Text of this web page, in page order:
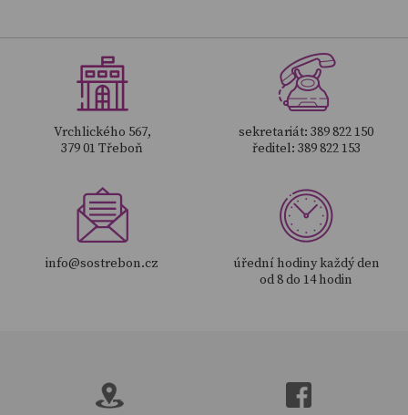
Vrchlického 567,
379 01 Třeboň
sekretariát: 389 822 150
ředitel: 389 822 153
info@sostrebon.cz
úřední hodiny každý den
od 8 do 14 hodin